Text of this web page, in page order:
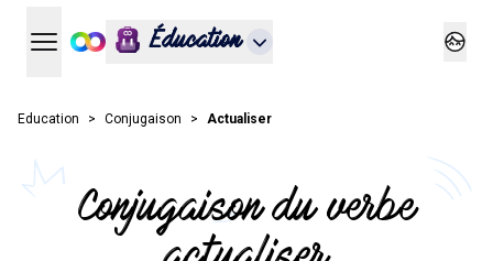
Ouvrir le menu principal
Éducation
Education Conjugaison Actualiser
Conjugaison du verbe